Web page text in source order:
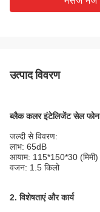
उत्पाद विवरण
ब्लैक कलर इंटेलिजेंट सेल फोन
जल्दी से विवरण:
लाभ: 65dB
आयाम: 115*150*30 (मिमी)
वजन: 1.5 किलो
2. विशेषताएं और कार्य